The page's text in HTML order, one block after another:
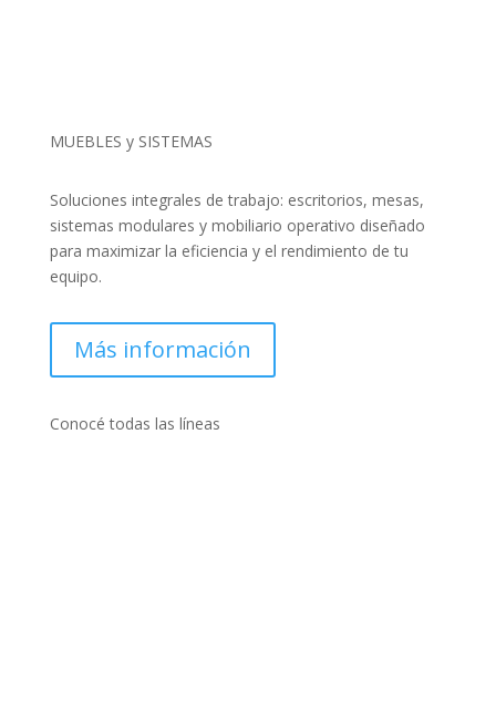
MUEBLES y SISTEMAS
Soluciones integrales de trabajo: escritorios, mesas,
sistemas modulares y mobiliario operativo diseñado
para maximizar la eficiencia y el rendimiento de tu
equipo.
Más información
Conocé todas las líneas